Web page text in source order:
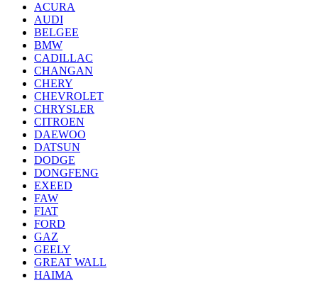
ACURA
AUDI
BELGEE
BMW
CADILLAC
CHANGAN
CHERY
CHEVROLET
CHRYSLER
CITROEN
DAEWOO
DATSUN
DODGE
DONGFENG
EXEED
FAW
FIAT
FORD
GAZ
GEELY
GREAT WALL
HAIMA